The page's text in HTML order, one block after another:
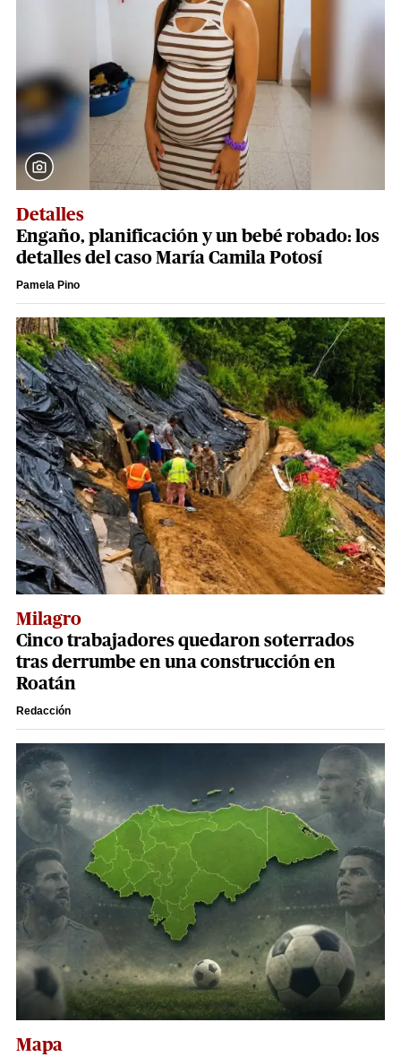
Detalles
Engaño, planificación y un bebé robado: los
detalles del caso María Camila Potosí
Pamela Pino
Milagro
Cinco trabajadores quedaron soterrados
tras derrumbe en una construcción en
Roatán
Redacción
Mapa